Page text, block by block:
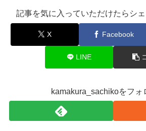
記事を気に入っていただけたらシ
X Facebook
LINE
kamakura_sachikoをフォ